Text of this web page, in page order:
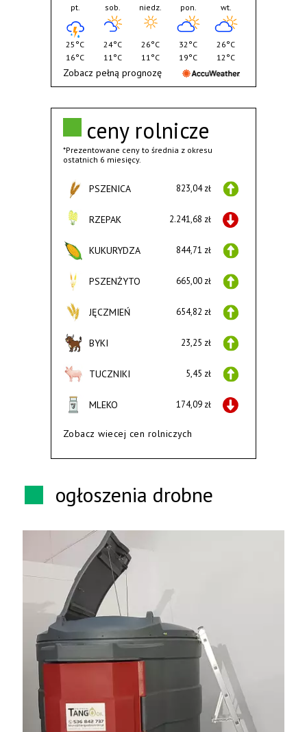
ceny rolnicze
*Prezentowane ceny to średnia z okresu
ostatnich 6 miesięcy.
PSZENICA 823,04 zł
RZEPAK 2.241,68 zł
KUKURYDZA 844,71 zł
PSZENŻYTO 665,00 zł
JĘCZMIEŃ 654,82 zł
BYKI 23,25 zł
TUCZNIKI 5,45 zł
MLEKO 174,09 zł
Zobacz wiecej cen rolniczych
pt.
25°C
16°C
sob.
24°C
11°C
niedz.
26°C
11°C
pon.
32°C
19°C
wt.
26°C
12°C
Zobacz pełną prognozę
ogłoszenia drobne